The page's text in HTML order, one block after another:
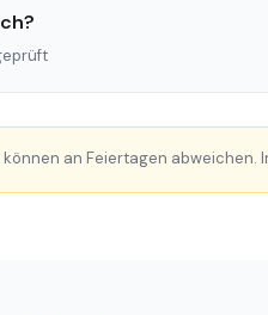
an Feiertagen abweichen.